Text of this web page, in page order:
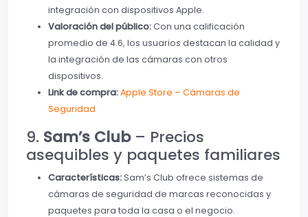
integración con dispositivos Apple.
Valoración del público:Con una calificación
promedio de 4.6, los usuarios destacan la calidad y
la integración de las cámaras con otros
dispositivos.
Link de compra:Apple Store – Cámaras de
Seguridad
9. Sam’s Club– Precios
asequibles y paquetes familiares
Características:Sam’s Club ofrece sistemas de
cámaras de seguridad de marcas reconocidas y
paquetes para toda la casa o el negocio.